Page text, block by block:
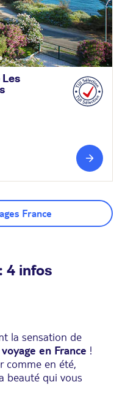
France
4 infos
la sensation de
voyage en France !
comme en été,
beauté qui vous